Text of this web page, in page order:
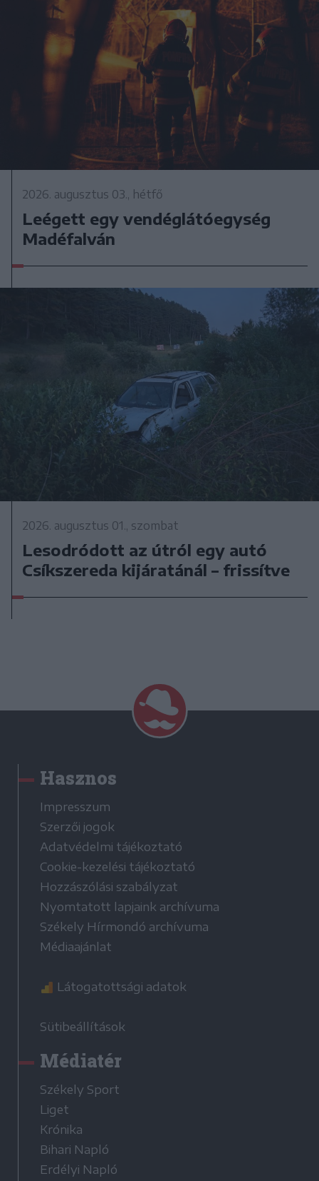
2026. augusztus 03., hétfő
Leégett egy vendéglátóegység
Madéfalván
2026. augusztus 01., szombat
Lesodródott az útról egy autó
Csíkszereda kijáratánál – frissítve
Hasznos
Impresszum
Szerzői jogok
Adatvédelmi tájékoztató
Cookie-kezelési tájékoztató
Hozzászólási szabályzat
Nyomtatott lapjaink archívuma
Székely Hírmondó archívuma
Médiaajánlat
Látogatottsági adatok
Sütibeállítások
Médiatér
Székely Sport
Liget
Krónika
Bihari Napló
Erdélyi Napló